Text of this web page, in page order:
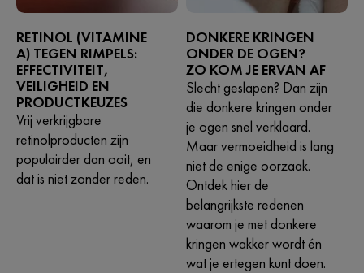
RETINOL (VITAMINE
A) TEGEN RIMPELS:
EFFECTIVITEIT,
VEILIGHEID EN
PRODUCTKEUZES
Vrij verkrijgbare
retinolproducten zijn
populairder dan ooit, en
dat is niet zonder reden.
DONKERE KRINGEN
ONDER DE OGEN?
ZO KOM JE ERVAN AF
Slecht geslapen? Dan zijn
die donkere kringen onder
je ogen snel verklaard.
Maar vermoeidheid is lang
niet de enige oorzaak.
Ontdek hier de
belangrijkste redenen
waarom je met donkere
kringen wakker wordt én
wat je ertegen kunt doen.